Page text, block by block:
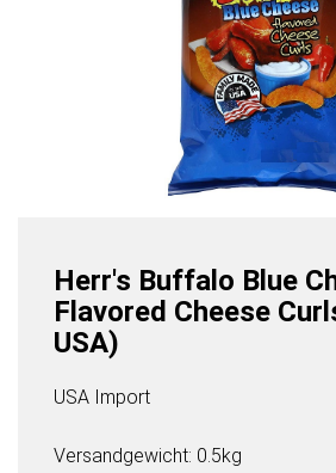
Herr's Buffalo Blue
Flavored Cheese
USA)
USA Import
Versandgewicht: 0.5kg